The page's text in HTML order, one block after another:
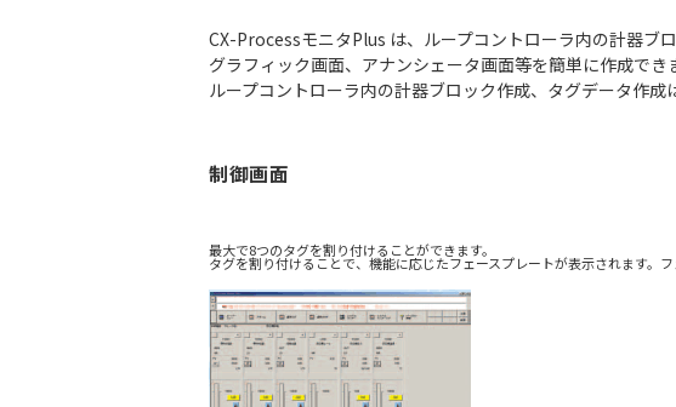
CX-ProcessモニタPlus は、ループコントローラ内の計器ブ
グラフィック画面、アナンシェータ画面等を簡単に作成でき
ループコントローラ内の計器ブロック作成、タグデータ作成
制御画面
最大で8つのタグを割り付けることができます。
タグを割り付けることで、機能に応じたフェースプレートが表示されます。